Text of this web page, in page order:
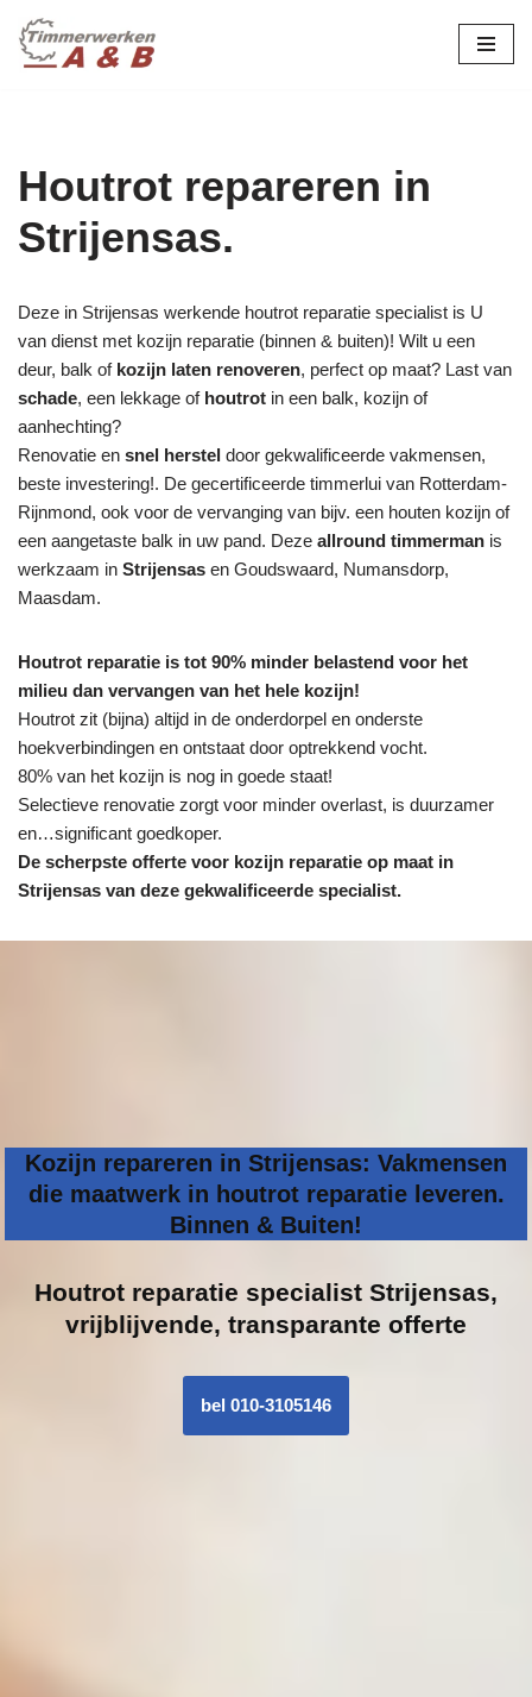
Ga
Houtrot repareren in
Strijensas.
Deze in Strijensas werkende houtrot reparatie specialist is U
van dienst met kozijn reparatie (binnen & buiten)! Wilt u een
deur, balk of kozijn laten renoveren, perfect op maat? Last van
schade, een lekkage of houtrot in een balk, kozijn of
aanhechting?
Renovatie en snel herstel door gekwalificeerde vakmensen,
beste investering!. De gecertificeerde timmerlui van Rotterdam-
Rijnmond, ook voor de vervanging van bijv. een houten kozijn of
een aangetaste balk in uw pand. Deze allround timmerman is
werkzaam in Strijensas en Goudswaard, Numansdorp,
Maasdam.
Houtrot reparatie is tot 90% minder belastend voor het
milieu dan vervangen van het hele kozijn!
Houtrot zit (bijna) altijd in de onderdorpel en onderste
hoekverbindingen en ontstaat door optrekkend vocht.
80% van het kozijn is nog in goede staat!
Selectieve renovatie zorgt voor minder overlast, is duurzamer
en…significant goedkoper.
De scherpste offerte voor kozijn reparatie op maat in
Strijensas van deze gekwalificeerde specialist.
Kozijn repareren in Strijensas: Vakmensen
die maatwerk in houtrot reparatie leveren.
Binnen & Buiten!
Houtrot reparatie specialist Strijensas,
vrijblijvende, transparante offerte
bel 010-3105146